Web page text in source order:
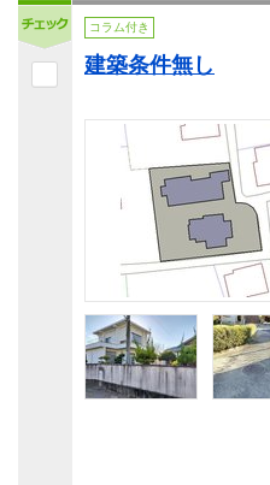
コラム付き
建築条件無し